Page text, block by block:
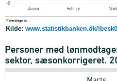
Kilde: www.statistikbanken.dk/
Personer med
sektor, sæsonkorrigeret.